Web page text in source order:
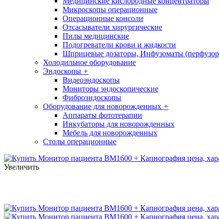
Микроскопы операционные
Операционные консоли
Отсасыватели хирургические
Пилы медицинские
Подогреватели крови и жидкости
Шприцевые дозаторы, Инфузоматы
Холодильное оборудование
Эндоскопы +
Видеоэндоскопы
Мониторы эндоскопические
Фиброэндоскопы
Оборудование для новорожденных +
Аппараты фототерапии
Инкубаторы для новорожденных
Мебель для новорожденных
Столы операционные
Увеличить